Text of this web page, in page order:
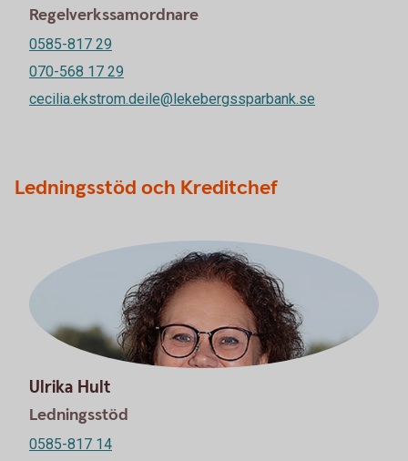
Regelverkssamordnare
0585-817 29
070-568 17 29
cecilia.ekstrom.deile@lekebergssparbank.se
Ledningsstöd och Kreditchef
Ulrika Hult
Ledningsstöd
0585-817 14